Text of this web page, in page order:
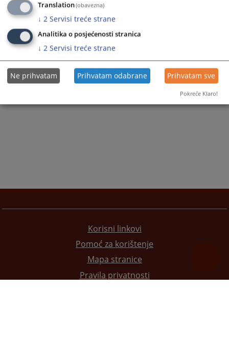
Korisni linkovi
Pomoć za korištenje
Mapa stranice
Pravila privatnosti
Translation(obavezna)
↓ 2 Servisi treće strane
Analitika o posjećenosti stranica
↓ 2 Servisi treće strane
Ne prihvatam Prihvatam odabrane Prihvatam sve
Pokreće Klaro!